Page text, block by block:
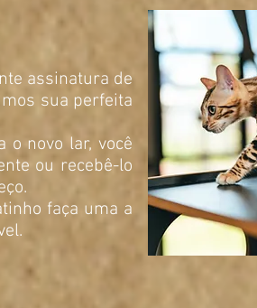
assinatura de
sua perfeita
novo lar, você
ou recebê-lo
faça uma a